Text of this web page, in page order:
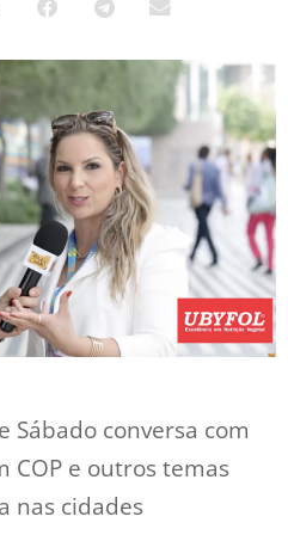
Sábado conversa com
COP e outros temas
nas cidades